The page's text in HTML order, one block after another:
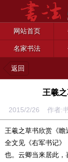
网站首页
名家书法
返回
王羲
2015/2/26 作者:
王羲之草书欣赏《
全文见《右军书记》
也。云卿当来居此